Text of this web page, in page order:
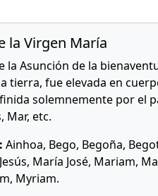
la Virgen María
la Asunción de la
tierra, fue elevada en
solemnemente por el
Mar, etc.
Ainhoa, Bego, Begoña,
María José, Mariam,
Myriam.